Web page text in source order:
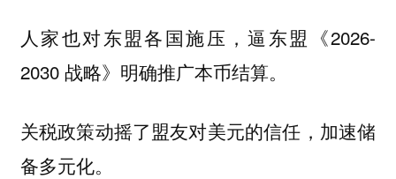
人家也对东盟各国施压，逼东盟《2026-
2030 战略》明确推广本币结算。
关税政策动摇了盟友对美元的信任，加速储
备多元化。